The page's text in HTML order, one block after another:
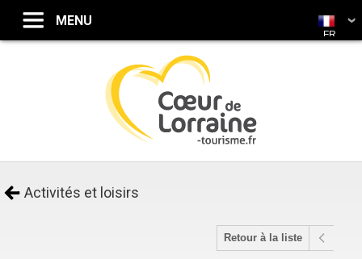
Activités et loisirs
Retour à la liste
FR